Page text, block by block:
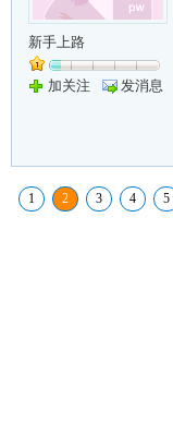
新手上路
加关注 发消息
1 2 3 4 5